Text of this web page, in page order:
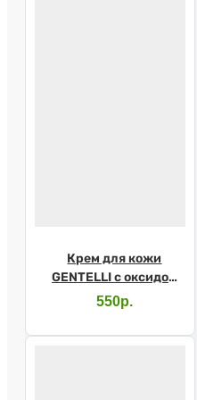
Крем для кожи
GENTELLI с оксидом
цинка 200мл
550р.